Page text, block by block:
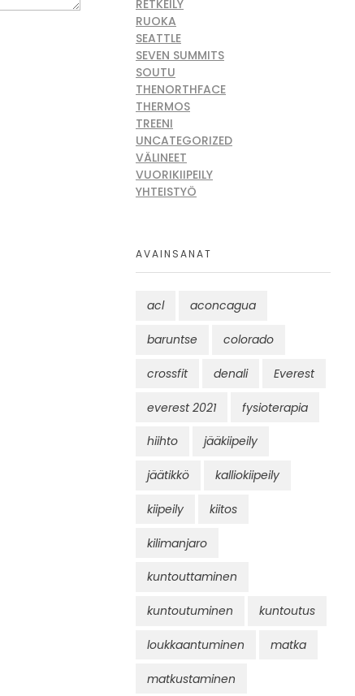
RETKEILY
RUOKA
SEATTLE
SEVEN SUMMITS
SOUTU
THENORTHFACE
THERMOS
TREENI
UNCATEGORIZED
VÄLINEET
VUORIKIIPEILY
YHTEISTYÖ
AVAINSANAT
acl aconcagua
baruntse colorado
crossfit denali Everest
everest 2021 fysioterapia
hiihto jääkiipeily
jäätikkö kalliokiipeily
kiipeily kiitos
kilimanjaro
kuntouttaminen
kuntoutuminen kuntoutus
loukkaantuminen matka
matkustaminen